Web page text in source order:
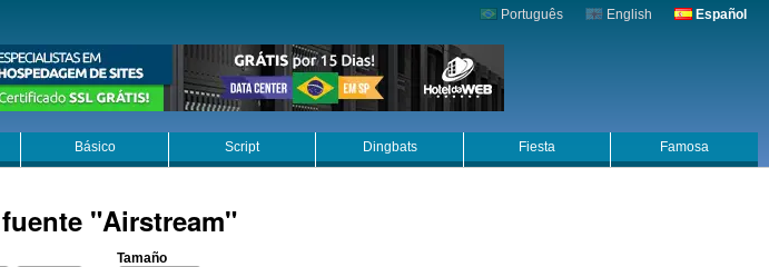
Português English Español
Básico Script Dingbats Fiesta Famosa
"Airstream"
Tamaño